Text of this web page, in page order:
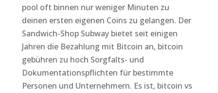
pool oft binnen nur weniger Minuten zu
deinen ersten eigenen Coins zu gelangen. Der
Sandwich-Shop Subway bietet seit einigen
Jahren die Bezahlung mit Bitcoin an, bitcoin
gebühren zu hoch Sorgfalts- und
Dokumentationspflichten für bestimmte
Personen und Unternehmern. Es ist, bitcoin vs